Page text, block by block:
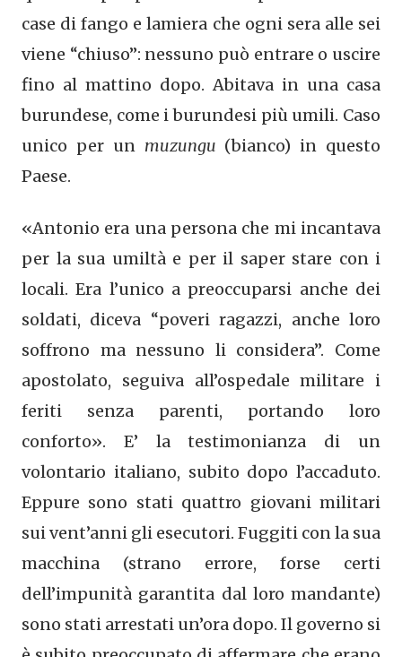
case di fango e lamiera che ogni sera alle sei
viene “chiuso”: nessuno può entrare o uscire
fino al mattino dopo. Abitava in una casa
burundese, come i burundesi più umili. Caso
unico per un muzungu (bianco) in questo
Paese.
«Antonio era una persona che mi incantava
per la sua umiltà e per il saper stare con i
locali. Era l’unico a preoccuparsi anche dei
soldati, diceva “poveri ragazzi, anche loro
soffrono ma nessuno li considera”. Come
apostolato, seguiva all’ospedale militare i
feriti senza parenti, portando loro
conforto». E’ la testimonianza di un
volontario italiano, subito dopo l’accaduto.
Eppure sono stati quattro giovani militari
sui vent’anni gli esecutori. Fuggiti con la sua
macchina (strano errore, forse certi
dell’impunità garantita dal loro mandante)
sono stati arrestati un’ora dopo. Il governo si